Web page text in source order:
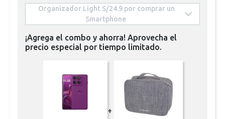
Organizador Light S/24.9 por comprar un
¡Agrega el combo y ahorra! Aprovecha el
precio especial por tiempo limitado.
+